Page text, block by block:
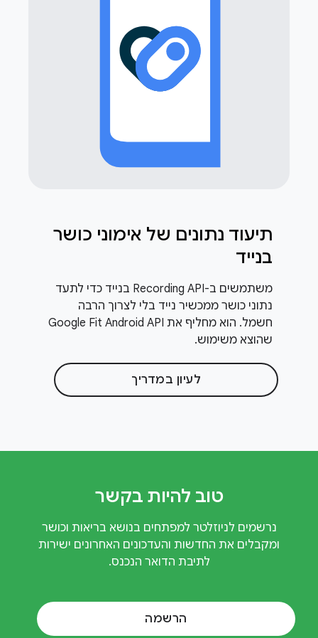
תיעוד נתונים של אימוני כושר
בנייד
משתמשים ב-Recording API בנייד כדי לתעד
נתוני כושר ממכשיר נייד בלי לצרוך הרבה
חשמל. הוא מחליף את Google Fit Android API
שהוצא משימוש.
לעיון במדריך
טוב להיות בקשר
נרשמים לניוזלטר למפתחים בנושא בריאות וכושר
ומקבלים את החדשות והעדכונים האחרונים ישירות
לתיבת הדואר הנכנס.
הרשמה